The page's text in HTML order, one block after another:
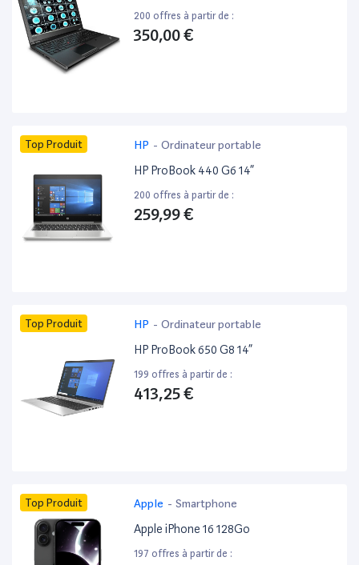
200 offres à partir de :
350,00 €
Top Produit HP - Ordinateur portable
HP ProBook 440 G6 14”
200 offres à partir de :
259,99 €
Top Produit HP - Ordinateur portable
HP ProBook 650 G8 14”
199 offres à partir de :
413,25 €
Top Produit Apple - Smartphone
Apple iPhone 16 128Go
197 offres à partir de :